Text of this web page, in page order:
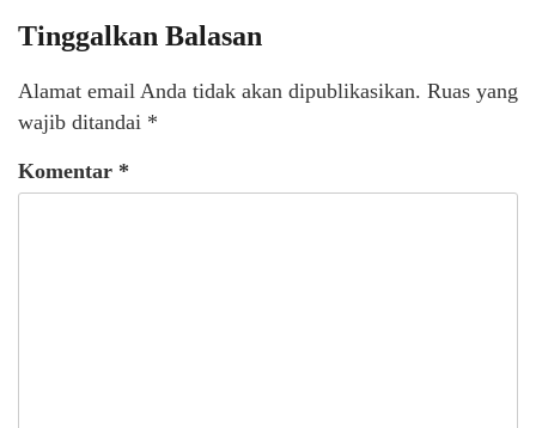
Tinggalkan Balasan
Alamat email Anda tidak akan dipublikasikan. Ruas yang
wajib ditandai *
Komentar *